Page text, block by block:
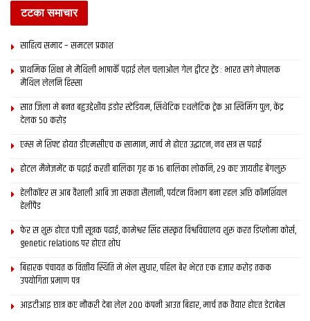
टटका समाचार
साहित्य समाद – समटल प्रकाश
प्राथमिक शि‍क्षा मे मैथि‍ली भाषाकेँ पढ़ाई लेल चलाओल गेल ट्वीटर ट्रेंड : भारत संगे नेपालक
मैथिल लेलनि हिस्सा
सात जिला मे बनत बहुउद्देशीय इंडोर स्‍टेडि‍यम, सिंथेटिक एथलेटिक ट्रेक आ स्विमिंग पुल, केंद्र
देलक 50 करोड़
एम्स मे शिफ्ट होयत डीएमसीएच क सामान, मार्च मे होएत उद्घाटन, नव सत्र स पढाई
होटल मैनेजमेंट क पढ़ाई करती बालिका गृह क 16 बालिका लोकनि, 29 कए जायतीह बेंगलुरु
हेलीकॉप्टर स आब वैशाली आबि जा सकता सैलानी, पर्यटन विभाग बना रहल अछि कॉमर्शियल
हेलीपैड
फेर स शुरू होएत पंजी सूत्रक पढाई, कामेश्वर सिंह संस्कृत विश्वविद्यालय शुरू करत डिप्लोमा कोर्स,
genetic relations पर होएत शोध
बिहारक पंचायत क वित्‍तीय स्थिति मे भेल सुधार, पहिल बेर भेटत एक हजार करोड़ तकक
उपयोगिता प्रमाण पत्र
आइटीआइ छात्र कए नौकरी देबा लेल 200 कंपनी आउत बिहार, मार्च तक तैयार होएत डेटाबेस